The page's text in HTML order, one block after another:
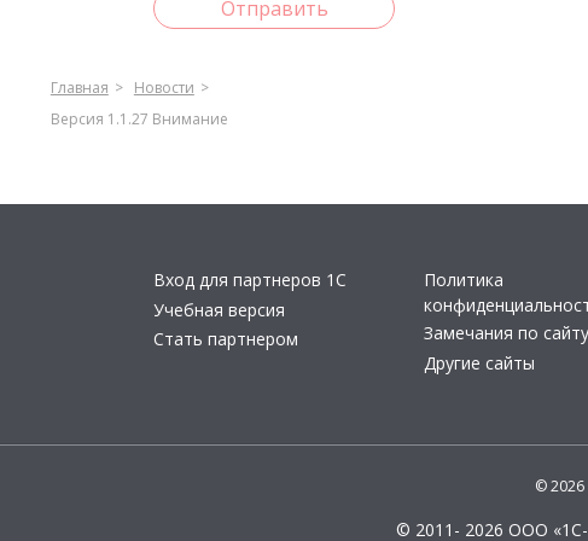
Отправить
Главная
Новости
Версия 1.1.27 Внимание
Вход для партнеров 1С
Учебная версия
Стать партнером
Политика
Замечания по сайту
Другие сайты
©
© 2011- 2026 ООО